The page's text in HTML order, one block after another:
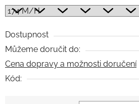
Dostupnost
Můžeme doručit do:
Cena dopravy a možnosti doručení
Kód: